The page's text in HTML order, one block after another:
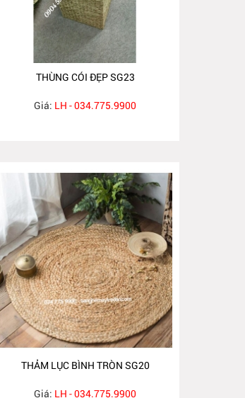
THÙNG CÓI ĐẸP SG23
Giá: LH - 034.775.9900
THẢM LỤC BÌNH TRÒN SG20
Giá: LH - 034.775.9900